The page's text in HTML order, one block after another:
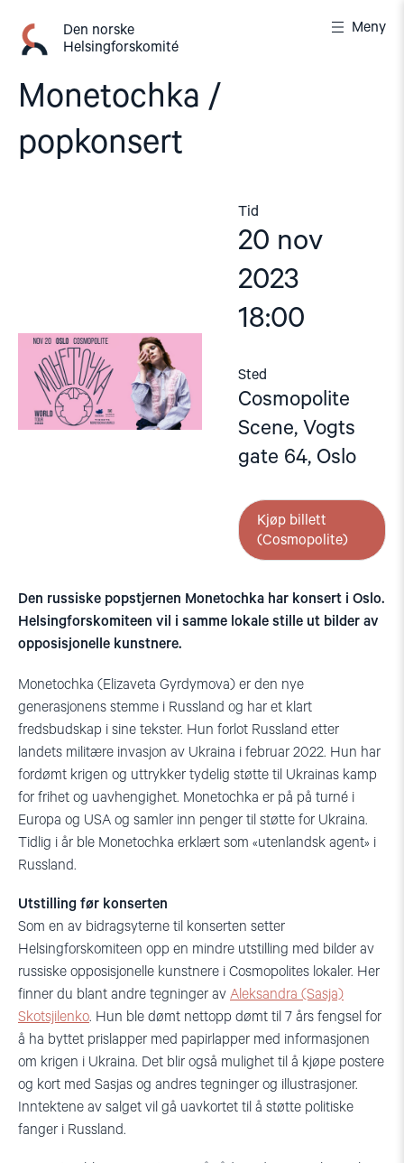
innhold
Den norske
Helsingforskomité
Meny
Monetochka /
popkonsert
Tid
20 nov
2023
18:00
Sted
Cosmopolite
Scene, Vogts
gate 64, Oslo
Kjøp billett
(Cosmopolite)
Den russiske popstjernen Monetochka har konsert i Oslo.
Helsingforskomiteen vil i samme lokale stille ut bilder av
opposisjonelle kunstnere.
Monetochka (Elizaveta Gyrdymova) er den nye
generasjonens stemme i Russland og har et klart
fredsbudskap i sine tekster. Hun forlot Russland etter
landets militære invasjon av Ukraina i februar 2022. Hun har
fordømt krigen og uttrykker tydelig støtte til Ukrainas kamp
for frihet og uavhengighet. Monetochka er på på turné i
Europa og USA og samler inn penger til støtte for Ukraina.
Tidlig i år ble Monetochka erklært som «utenlandsk agent» i
Russland.
Utstilling før konserten
Som en av bidragsyterne til konserten setter
Helsingforskomiteen opp en mindre utstilling med bilder av
russiske opposisjonelle kunstnere i Cosmopolites lokaler. Her
finner du blant andre tegninger av Aleksandra (Sasja)
Skotsjilenko. Hun ble dømt nettopp dømt til 7 års fengsel for
å ha byttet prislapper med papirlapper med informasjonen
om krigen i Ukraina. Det blir også mulighet til å kjøpe postere
og kort med Sasjas og andres tegninger og illustrasjoner.
Inntektene av salget vil gå uavkortet til å støtte politiske
fanger i Russland.